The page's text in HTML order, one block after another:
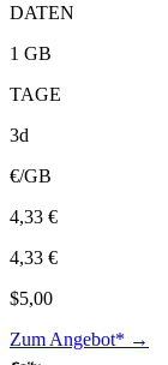
DATEN
1 GB
TAGE
3d
€/GB
4,33 €
4,33 €
$5,00
Zum Angebot* →